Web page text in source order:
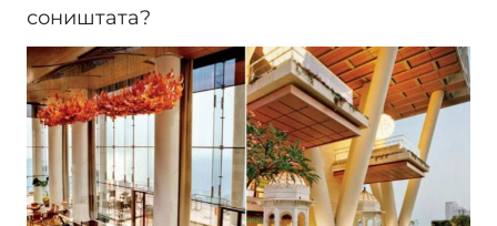
соништата?